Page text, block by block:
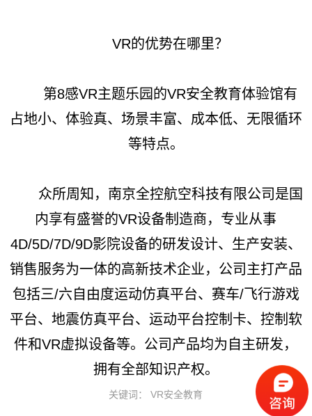
VR的优势在哪里？
第8感VR主题乐园的VR安全教育体验馆有
占地小、体验真、场景丰富、成本低、无限循环
等特点。
众所周知，南京全控航空科技有限公司是国
内享有盛誉的VR设备制造商，专业从事
4D/5D/7D/9D影院设备的研发设计、生产安装、
销售服务为一体的高新技术企业，公司主打产品
包括三/六自由度运动仿真平台、赛车/飞行游戏
平台、地震仿真平台、运动平台控制卡、控制软
件和VR虚拟设备等。公司产品均为自主研发，
拥有全部知识产权。
关键词： VR安全教育